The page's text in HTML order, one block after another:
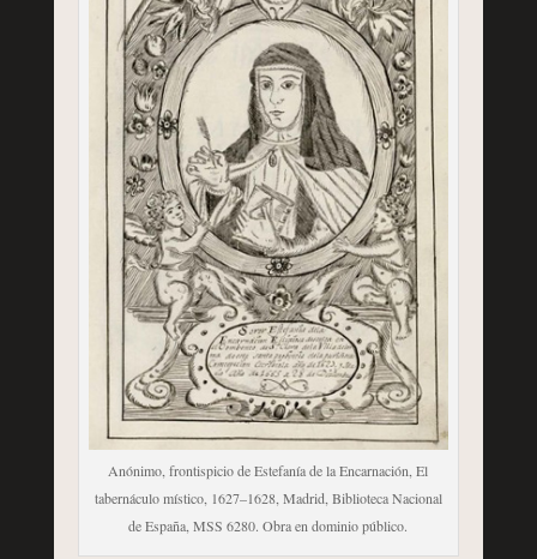
Anónimo, frontispicio de Estefanía de la Encarnación, El
tabernáculo místico, 1627–1628, Madrid, Biblioteca Nacional
de España, MSS 6280. Obra en dominio público.